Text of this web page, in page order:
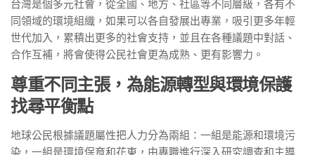
台灣是個多元社會，從全國、地⽅、社區等不同層級，各有不
同領域的環境組織，如果可以各⾃發展出專業，吸引更多年輕
世代加入，累積出更多的社會⽀持，並且在各種議題中對話、
合作互補，將會使得公⺠社會更為成熟、更有影響⼒。
尊重不同主張，為能源轉型與環境保護
找尋平衡點
地球公民根據議題屬性把⼈⼒分為兩組：⼀組是能源和環境污
染，⼀組是環境保育和花東，由專職進⾏深入研究調查和主導